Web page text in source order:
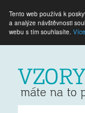
Tento web používá k
a analýze návštěvnosti
webu s tím souhlasíte.